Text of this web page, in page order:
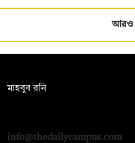
আরও
মাহবুব রনি
info@thedailycampus.com